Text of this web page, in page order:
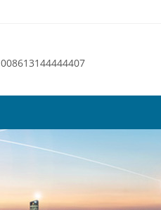
008613144444407